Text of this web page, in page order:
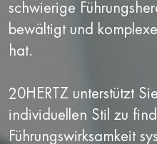
schwierige
bewältigt und
hat.
20HERTZ unterstützt
individuellen Stil zu
Führungswirksamkeit